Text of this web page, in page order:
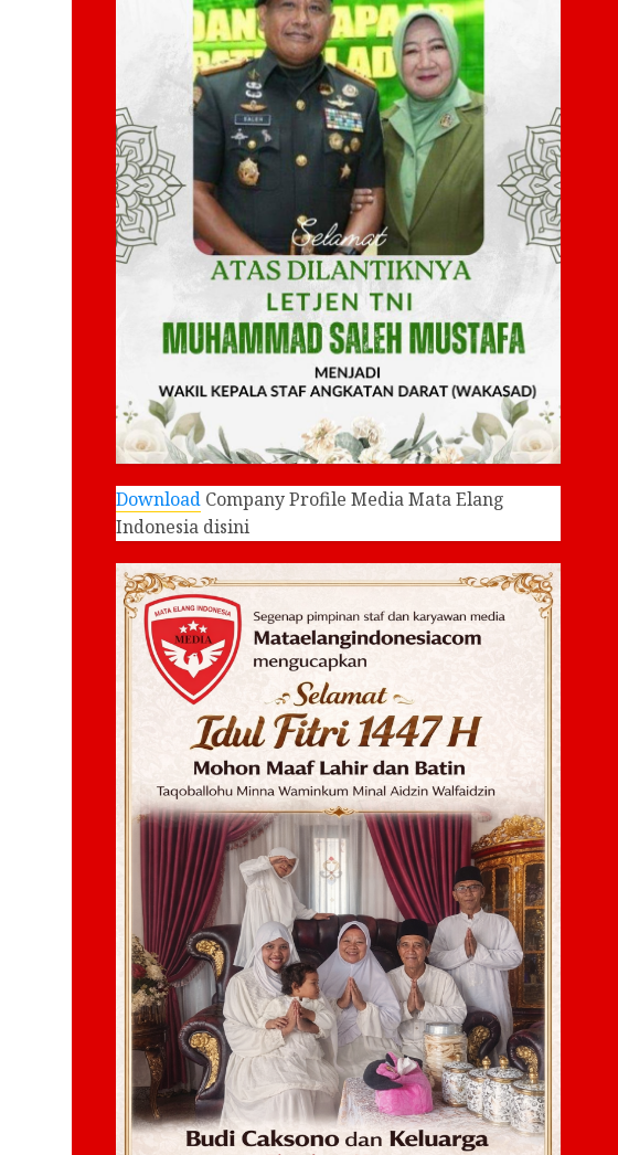
DownloadCompany Profile Media Mata Elang
Indonesia disini